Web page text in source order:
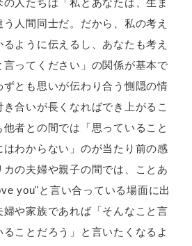
人間同士だ。だから、私の考え
ように伝えるし、あなたも考え
ってください」の関係が基本で
とも思いが伝わり合う惻隠の情
合いが長くなればでき上がるこ
者との間では「思っていること
わからない」のが当たり前の感
の夫婦や親子の間では、ことあ
you"と言い合っている場面に出
婦や家族であれば「そんなこと言
ことだろう」と言いたくなるよ